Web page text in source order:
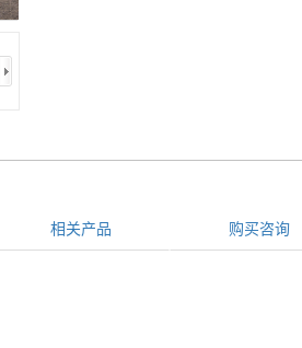
相关产品 购买咨询